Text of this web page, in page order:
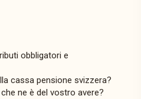
obbligatori e
cassa pensione svizzera?
ne è del vostro avere?